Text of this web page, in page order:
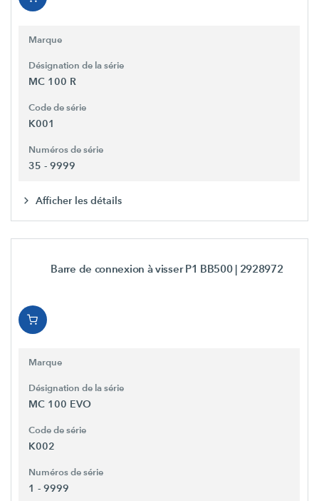
Marque
Désignation de la série
MC 100 R
Code de série
K001
Numéros de série
35 - 9999
Afficher les détails
Barre de connexion à visser P1 BB500 | 2928972
Marque
Désignation de la série
MC 100 EVO
Code de série
K002
Numéros de série
1 - 9999